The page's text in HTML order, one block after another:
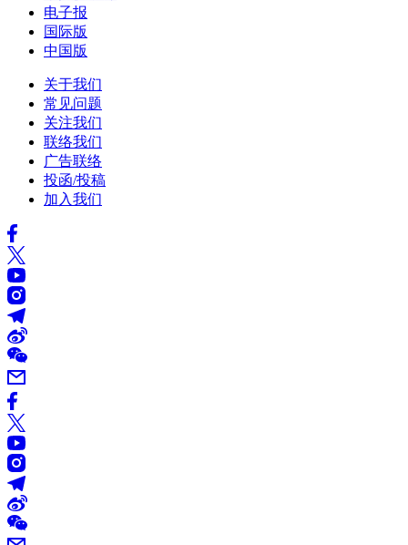
电子报
国际版
中国版
关于我们
常见问题
关注我们
联络我们
广告联络
投函/投稿
加入我们